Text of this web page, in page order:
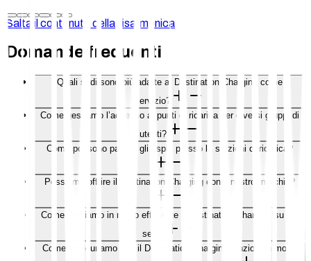
Salta il contenuto della fisarmonica
Domande frequenti
Quali sedi sono più adatte al Destination Charging come
servizio?
Come gestiamo l’accesso ai punti di ricarica per diversi gruppi di
utenti?
Come possono pagare gli ospiti presso le stazioni di ricarica?
Possiamo offrire il Destination Charging con il nostro marchio?
Come gestiamo in modo efficiente il Destination Charging su più
sedi?
Come assicuriamo che il Destination Charging funzioni in modo